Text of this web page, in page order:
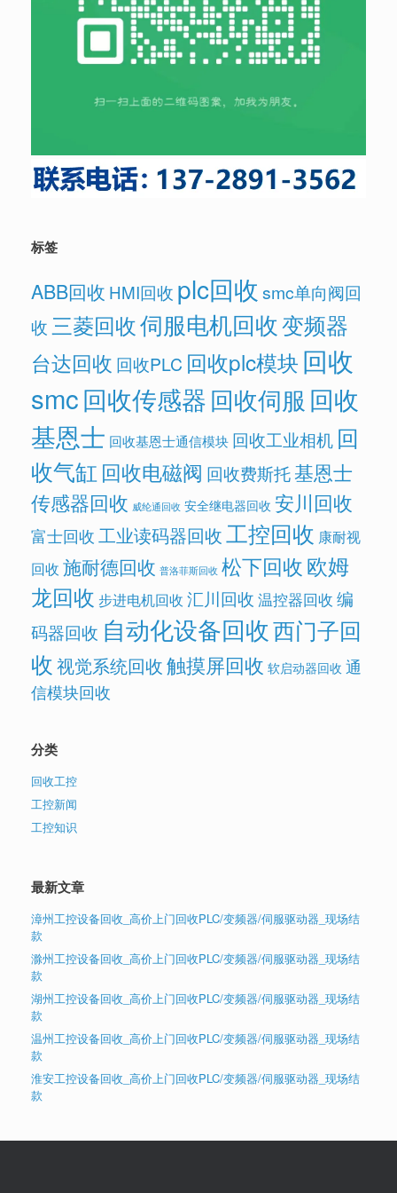
标签
ABB回收 HMI回收 plc回收 smc单向阀回
收三菱回收伺服电机回收变频器
台达回收 回收PLC 回收plc模块 回收
smc回收传感器回收伺服 回收
基恩士 回收基恩士通信模块 回收工业相机 回
收气缸 回收电磁阀 回收费斯托基恩士
传感器回收 威纶通回收 安全继电器回收 安川回收
富士回收工业读码器回收工控回收 康耐视
回收 施耐德回收 普洛菲斯回收 松下回收欧姆
龙回收 步进电机回收 汇川回收 温控器回收 编
码器回收 自动化设备回收西门子回
收视觉系统回收触摸屏回收 软启动器回收 通
信模块回收
分类
回收工控
工控新闻
工控知识
最新文章
漳州工控设备回收_高价上门回收PLC/变频器/伺服驱动器_现场结
款
滁州工控设备回收_高价上门回收PLC/变频器/伺服驱动器_现场结
款
湖州工控设备回收_高价上门回收PLC/变频器/伺服驱动器_现场结
款
温州工控设备回收_高价上门回收PLC/变频器/伺服驱动器_现场结
款
淮安工控设备回收_高价上门回收PLC/变频器/伺服驱动器_现场结
款